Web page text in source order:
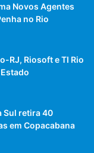
segundo mandato
em pleo
até 2016, com
8h às 15h.
Novos Agentes
no Rio
RJ, Riosoft e TI Rio
Sul retira 40
em Copacabana